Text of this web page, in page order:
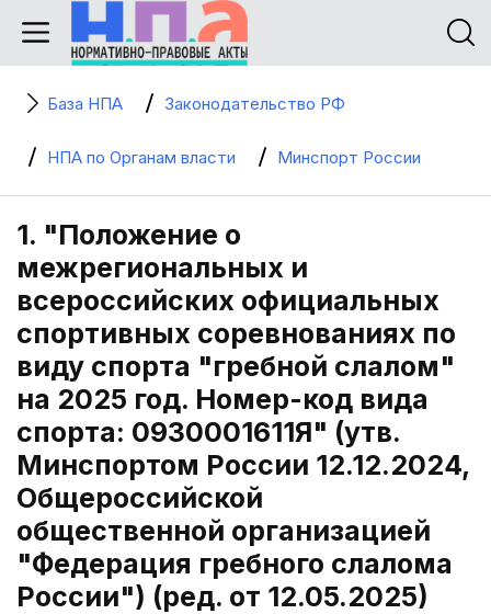
База НПА Законодательство РФ
НПА по Органам власти Минспорт России
1. "Положение о
межрегиональных и
всероссийских официальных
спортивных соревнованиях по
виду спорта "гребной слалом"
на 2025 год. Номер-код вида
спорта: 0930001611Я" (утв.
Минспортом России 12.12.2024,
Общероссийской
общественной организацией
"Федерация гребного слалома
России") (ред. от 12.05.2025)